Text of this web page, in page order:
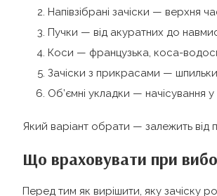
Напівзібрані зачіски — верхня
Пучки — від акуратних до
Коси — французька, коса-
Зачіски з прикрасами —
Об’ємні укладки — начісування
Який варіант обрати — залежить від
Що враховувати при
Перед тим як вирішити, яку зачіску